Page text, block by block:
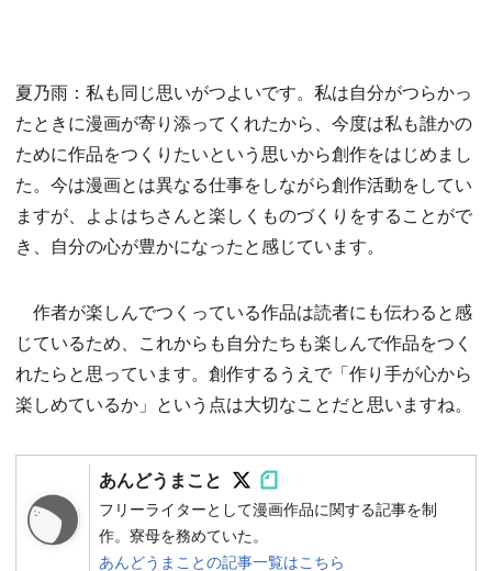
夏乃雨：私も同じ思いがつよいです。私は自分がつらかっ
たときに漫画が寄り添ってくれたから、今度は私も誰かの
ために作品をつくりたいという思いから創作をはじめまし
た。今は漫画とは異なる仕事をしながら創作活動をしてい
ますが、よよはちさんと楽しくものづくりをすることがで
き、自分の心が豊かになったと感じています。
作者が楽しんでつくっている作品は読者にも伝わると感
じているため、これからも自分たちも楽しんで作品をつく
れたらと思っています。創作するうえで「作り手が心から
楽しめているか」という点は大切なことだと思いますね。
あんどうまこと Follow on SNS
Follow on SNS
フリーライターとして漫画作品に関する記事を制
作。寮母を務めていた。
あんどうまことの記事一覧はこちら